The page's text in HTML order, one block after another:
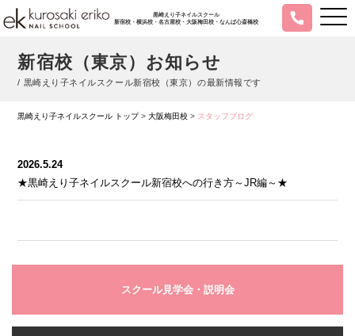
黒崎えり子ネイルスクール
新宿校・横浜校・名古屋校・大阪梅田校・なんば心斎橋校
新宿校（東京）お知らせ
/ 黒崎えり子ネイルスクール新宿校（東京）の最新情報です
黒崎えり子ネイルスクール トップ>大阪梅田校 > スタッフブログ
2026.5.24
★黒崎えり子ネイルスクール新宿校への行き方～JR編～★
スクール見学会・説明会